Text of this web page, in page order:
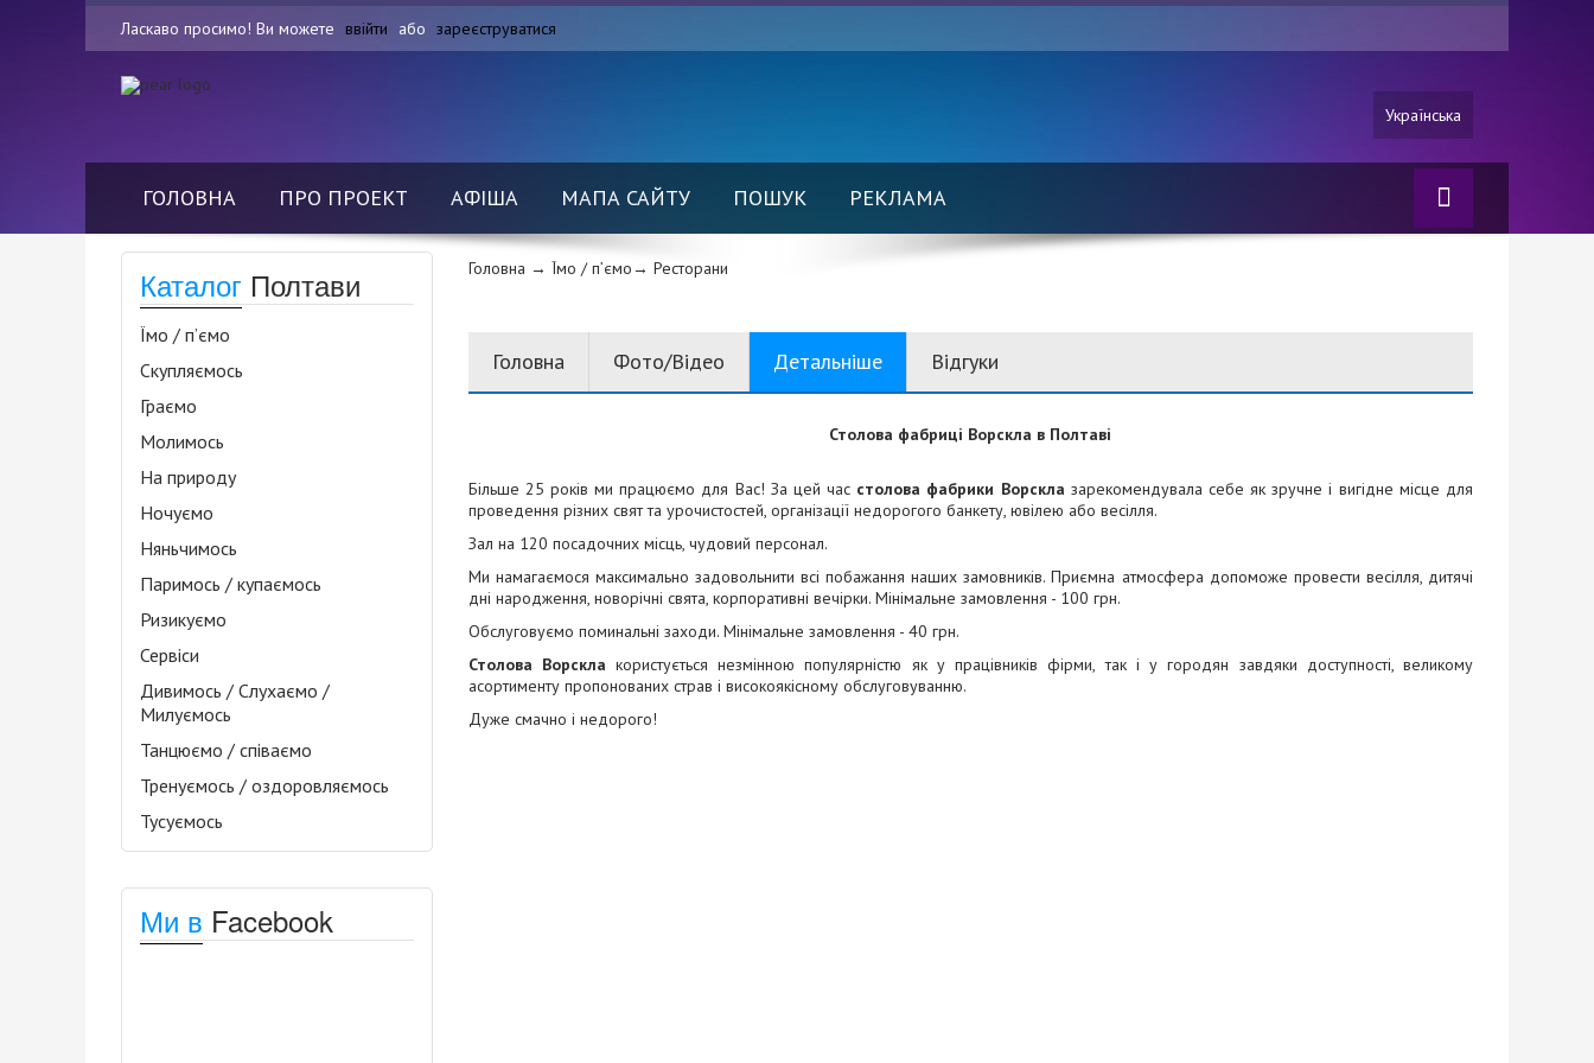
Ласкаво просимо! Ви можете ввійти або зареєструватися
Українська
ГОЛОВНА ПРО ПРОЕКТ АФІША МАПА САЙТУ ПОШУК РЕКЛАМА
Каталог Полтави
Їмо / п’ємо
Скупляємось
Граємо
Молимось
На природу
Ночуємо
Няньчимось
Паримось / купаємось
Ризикуємо
Сервіси
Дивимось / Слухаємо /
Милуємось
Танцюємо / співаємо
Тренуємось / оздоровляємось
Тусуємось
Ми в Facebook
Головна → Їмо / п’ємо→ Ресторани
Головна Фото/Відео Детальніше Відгуки
Столова фабриці Ворскла в Полтаві
Більше 25 років ми працюємо для Вас! За цей час столова фабрики Ворскла зарекомендувала себе як зручне і вигідне місце для
проведення різних свят та урочистостей, організації недорогого банкету, ювілею або весілля.
Зал на 120 посадочних місць, чудовий персонал.
Ми намагаємося максимально задовольнити всі побажання наших замовників. Приємна атмосфера допоможе провести весілля, дитячі
дні народження, новорічні свята, корпоративні вечірки. Мінімальне замовлення - 100 грн.
Обслуговуємо поминальні заходи. Мінімальне замовлення - 40 грн.
Столова Ворскла користується незмінною популярністю як у працівників фірми, так і у городян завдяки доступності, великому
асортименту пропонованих страв і високоякісному обслуговуванню.
Дуже смачно і недорого!